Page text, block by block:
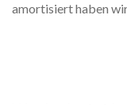
amortisiert haben